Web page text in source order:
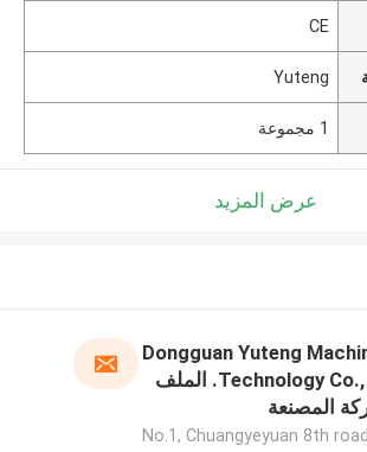
CE
Yuteng
1 مجموعة
عرض المزيد
Dongguan Yuteng
Technology Co., Ltd. الملف
المصنعة
No.1, Chuangyeyuan 8th